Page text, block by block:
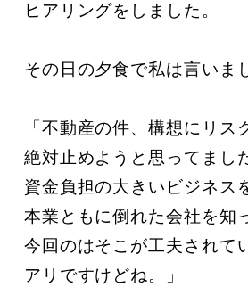
ヒアリングをしました。
その日の夕食で私は言いま
「不動産の件、構想にリス
絶対止めようと思ってまし
資金負担の大きいビジネス
本業ともに倒れた会社を知
今回のはそこが工夫されて
アリですけどね。」